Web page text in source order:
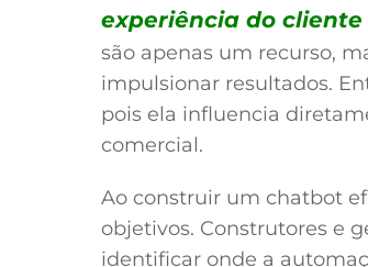
experiência do cliente
são apenas um recurso,
impulsionar resultados.
pois ela influencia
comercial.
Ao construir um chatbot
objetivos. Construtores e
identificar onde a